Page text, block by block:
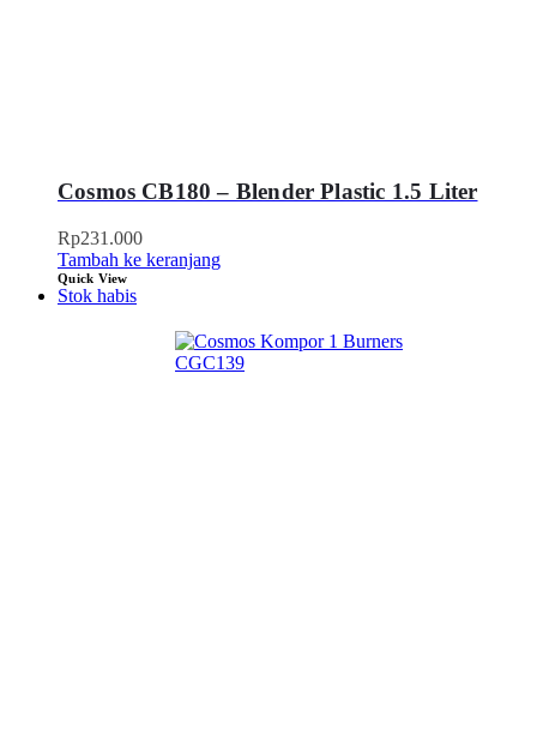
Cosmos CB180 – Blender Plastic 1.5 Liter
Rp231.000
Tambah ke keranjang
Quick View
Stok habis